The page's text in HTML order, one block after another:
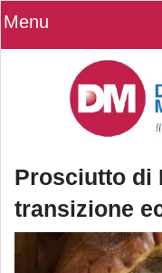
Menu
Prosciutto di
transizione